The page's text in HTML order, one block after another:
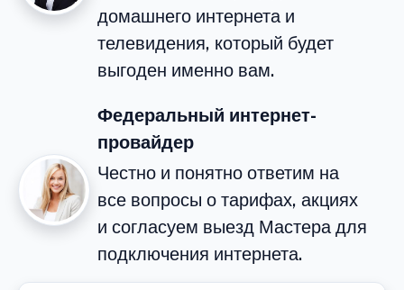
домашнего интернета и
телевидения, который будет
выгоден именно вам.
Федеральный интернет-
провайдер
Честно и понятно ответим на
все вопросы о тарифах, акциях
и согласуем выезд Мастера для
подключения интернета.